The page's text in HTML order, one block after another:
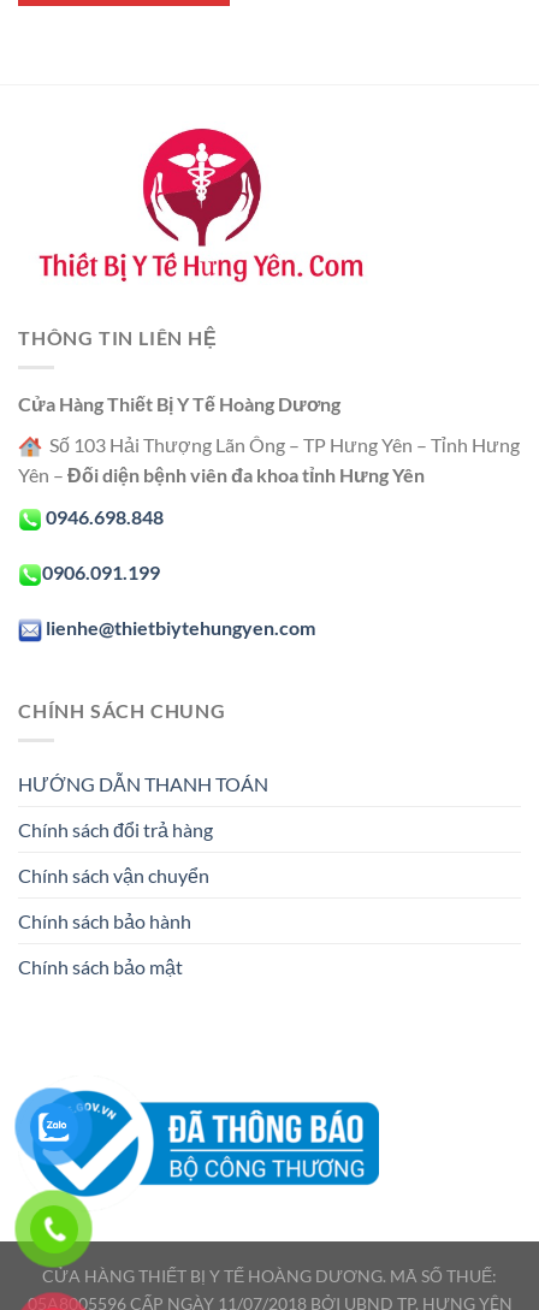
THÔNG TIN LIÊN HỆ
Cửa Hàng Thiết Bị Y Tế Hoàng Dương
Số 103 Hải Thượng Lãn Ông – TP Hưng Yên – Tỉnh Hưng
Yên – Đối diện bệnh viên đa khoa tỉnh Hưng Yên
0946.698.848
0906.091.199
lienhe@thietbiytehungyen.com
CHÍNH SÁCH CHUNG
HƯỚNG DẪN THANH TOÁN
Chính sách đổi trả hàng
Chính sách vận chuyển
Chính sách bảo hành
Chính sách bảo mật
CỬA HÀNG THIẾT BỊ Y TẾ HOÀNG DƯƠNG. MÃ SỐ THUẾ:
05A8005596 CẤP NGÀY 11/07/2018 BỞI UBND TP. HƯNG YÊN